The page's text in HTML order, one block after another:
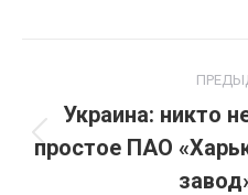
по
записям
Украина: никто
простое ПАО